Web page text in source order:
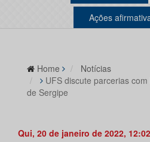
Ações
Home
Notícias
UFS discute parcerias
de Sergipe
Qui, 20 de janeiro de 2022, 12:02